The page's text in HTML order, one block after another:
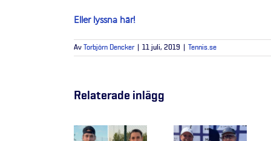
Eller lyssna här!
Av Torbjörn Dencker 11 juli, 2019 Tennis.se
Relaterade inlägg